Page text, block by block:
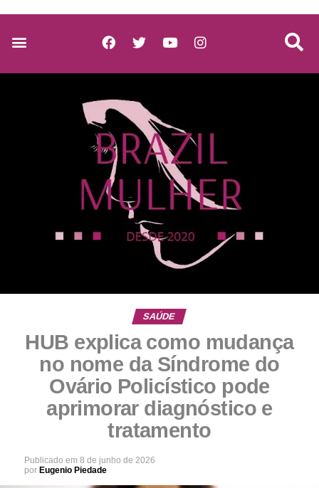
SAÚDE
HUB explica como mudança
no nome da Síndrome do
Ovário Policístico pode
aprimorar diagnóstico e
tratamento
Publicado em 8 de junho de 2026
por Eugenio Piedade